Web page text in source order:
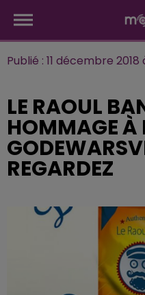
Publié : 11 décembre
LE RAOUL
HOMMAGE À
REGARDEZ